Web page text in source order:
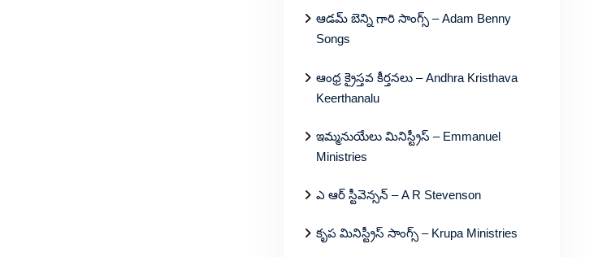
ఆడమ్ బెన్ని గారి సాంగ్స్ – Adam Benny
Songs
ఆంధ్ర క్రైస్తవ కీర్తనలు – Andhra Kristhava
Keerthanalu
ఇమ్మనుయేలు మినిస్ట్రీస్ – Emmanuel
Ministries
ఎ ఆర్ స్టీవెన్సన్ – A R Stevenson
కృప మినిస్ట్రీస్ సాంగ్స్ – Krupa Ministries